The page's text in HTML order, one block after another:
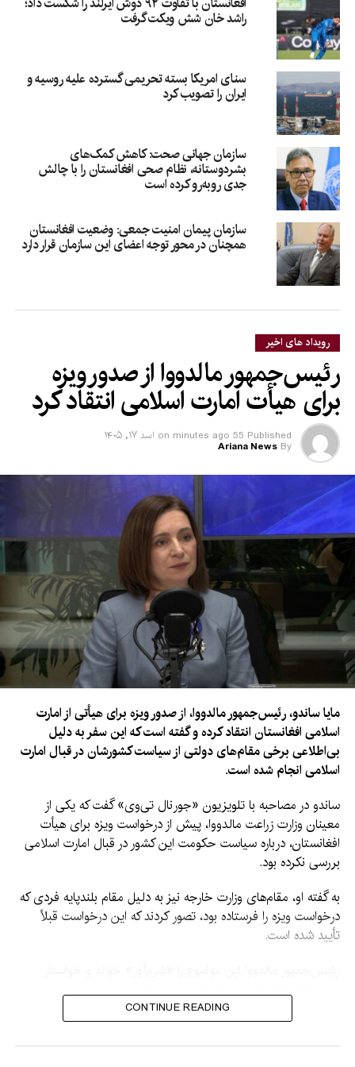
راشد خان شش ویکت گرفت
سنای امریکا بسته تحریمی گسترده علیه روسیه و
ایران را تصویب کرد
سازمان جهانی صحت: کاهش کمک‌های
بشردوستانه، نظام صحی افغانستان را با چالش
جدی روبه‌رو کرده است
سازمان پیمان امنیت جمعی: وضعیت افغانستان
همچنان در محور توجه اعضای این سازمان قرار دارد
رویداد های اخیر
رئیس‌جمهور مالدووا از صدور ویزه
برای هیأت امارت اسلامی انتقاد کرد
Published
55 minutes ago
on اسد ۱۷, ۱۴۰۵
By
Ariana News
مایا ساندو، رئیس‌جمهور مالدووا، از صدور ویزه برای هیأتی از امارت
اسلامی افغانستان انتقاد کرده و گفته است که این سفر به دلیل
بی‌اطلاعی برخی مقام‌های دولتی از سیاست کشورشان در قبال امارت
اسلامی انجام شده است.
ساندو در مصاحبه با تلویزیون «جورنال تی‌وی» گفت که یکی از
معینان وزارت زراعت مالدووا، پیش از درخواست ویزه برای هیأت
افغانستان، درباره سیاست حکومت این کشور در قبال امارت اسلامی
بررسی نکرده بود.
به گفته او، مقام‌های وزارت خارجه نیز به دلیل مقام بلندپایه فردی که
درخواست ویزه را فرستاده بود، تصور کردند که این درخواست قبلاً
تأیید شده است.
برخورد انضباطی با مسئولان این تصمیم شد.
ساندو گفت: «براساس اطلاعاتی که در اختیار دارم، یکی از معینان
وزارت زراعت بررسی نکرده بود که سیاست جمهوری مالدووا در قبال
CONTINUE READING